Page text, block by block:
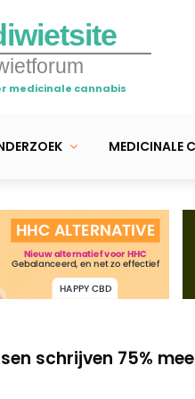
medicinale cannabis
MEDICINALE
Health
landen aan
Health